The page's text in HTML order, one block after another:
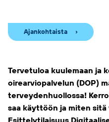
Ajankohtaista
Tervetuloa kuulemaan ja
oirearviopalvelun (DOP)
terveydenhuollossa!
saa käyttöön ja miten